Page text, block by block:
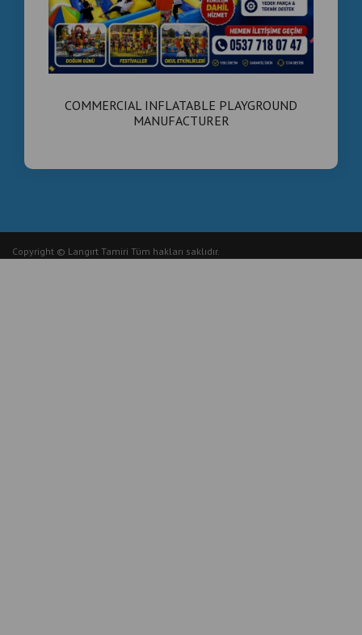
COMMERCIAL INFLATABLE PLAYGROUND
MANUFACTURER
Copyright © Langırt Tamiri Tüm hakları saklıdır.